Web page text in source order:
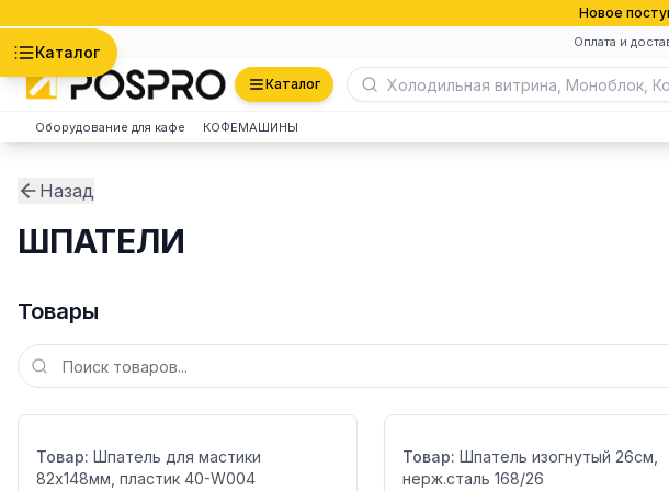
Новое
Оплата и
Каталог
Каталог
Оборудование для кафе КОФЕМАШИНЫ
Назад
ШПАТЕЛИ
Товары
Товар: Шпатель для мастики
82х148мм, пластик 40-W004
Товар: Шпатель изогнутый 26см,
нерж.сталь 168/26